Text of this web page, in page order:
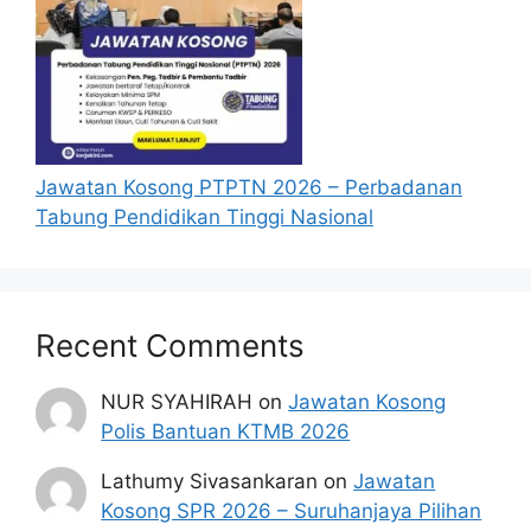
disedikan.
Kemudian, klik butang [Semak] di bawah.
Status kelayakan penerima akan
dipaparkan.
Selesai.
RUJUKAN
persoalan atau pertanyaan berkaitan Bantuan
berwajib seperti di bawah :
Talian Program Sentuhan Kasih Rakyat : 088
338 338
Talian WhatsApp : 010-582 8207
Jawatan Kosong PTPTN 2026 – Perbadanan
Tabung Pendidikan Tinggi Nasional
Recent Comments
NUR SYAHIRAH onJawatan Kosong
Polis Bantuan KTMB 2026
Lathumy Sivasankaran onJawatan
Kosong SPR 2026 – Suruhanjaya Pilihan